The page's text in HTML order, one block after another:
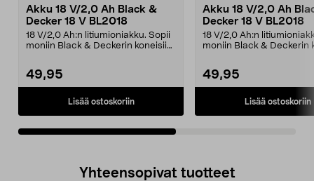
Akku 18 V/2,0 Ah Black &
Decker 18 V BL2018
18 V/2,0 Ah:n litiumioniakku. Sopii
moniin Black & Deckerin koneisiin
49,95
Lisää ostoskoriin
Akku 18 V/2,0 Ah
Decker 18 V BL2018
18 V/2,0 Ah:n
moniin Black & Deckerin
49,95
Lisää ostoskoriin
Yhteensopivat tuotteet